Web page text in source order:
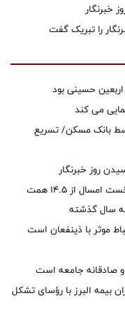
خبرنگار
را تبریک گفت
حسینی بود
می کند
ملی توسط بانک مسکن/ تسریع
روز خبرنگار
حق بیمه تولیدی بیمه ملت در چهار ماه نخست امسال از 14.5 همت
موثر با ذینفعان است
و صادقانه جامعه است
بیمه البرز با رؤسای تشکل